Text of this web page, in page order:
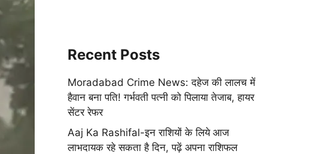
Recent Posts
Moradabad Crime News: दहेज की लालच में
हैवान बना पति! गर्भवती पत्नी को पिलाया तेजाब, हायर
सेंटर रेफर
Aaj Ka Rashifal-इन राशियों के लिये आज
लाभदायक रहे सकता है दिन, पढ़ें अपना राशिफल